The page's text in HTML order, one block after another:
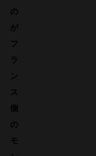
の
が
フ
ラ
ン
ス
側
の
モ